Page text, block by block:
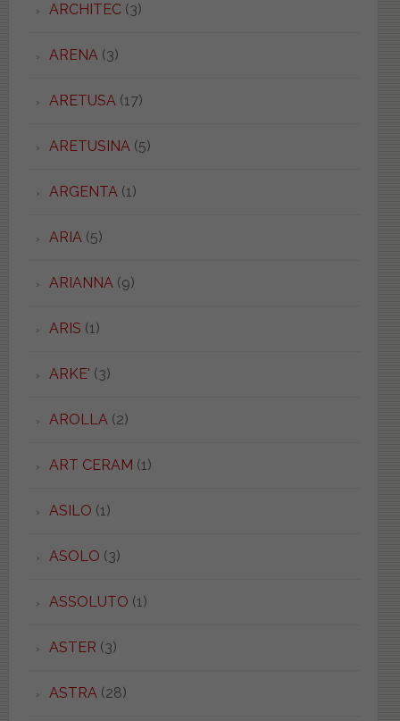
ARCHITEC(3)
ARENA(3)
ARETUSA(17)
ARETUSINA(5)
ARGENTA(1)
ARIA(5)
ARIANNA(9)
ARIS (1)
ARKE' (3)
AROLLA(2)
ART CERAM (1)
ASILO (1)
ASOLO (3)
ASSOLUTO (1)
ASTER (3)
ASTRA(28)